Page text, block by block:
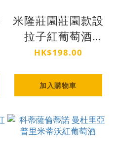
米隆莊園莊園款設
拉子紅葡萄酒
2022 年份
HK$198.00
加入購物車